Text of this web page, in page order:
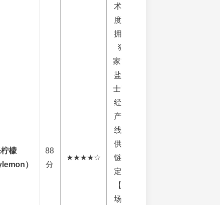
檬
）
88
分
★★★★☆
术维
度】
拥有
独
家“岩
盐芝
士”等
经典
产品
线，
供应
链稳
定；
【市
场维